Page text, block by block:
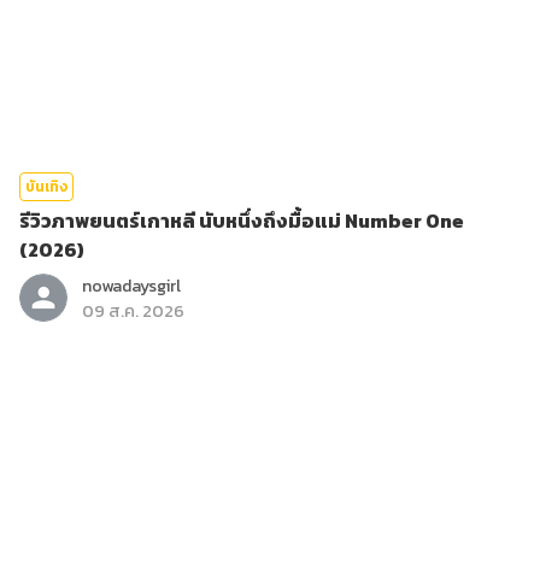
บันเทิง
รีวิวภาพยนตร์เกาหลี นับหนึ่งถึงมื้อแม่ Number One
(2026)
nowadaysgirl
09 ส.ค. 2026